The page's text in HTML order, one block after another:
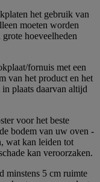
het gebruik van
moeten worden
hoeveelheden
fornuis met een
van het product en het
plaats daarvan altijd
voor het beste
bodem van uw oven -
wat kan leiden tot
kan veroorzaken.
minstens 5 cm ruimte